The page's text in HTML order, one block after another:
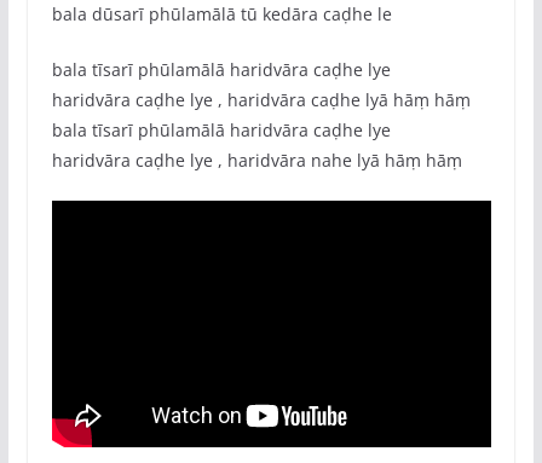
bala dūsarī phūlamālā tū kedāra caḍhe le
bala tīsarī phūlamālā haridvāra caḍhe lye
haridvāra caḍhe lye , haridvāra caḍhe lyā hāṃ hāṃ
bala tīsarī phūlamālā haridvāra caḍhe lye
haridvāra caḍhe lye , haridvāra nahe lyā hāṃ hāṃ